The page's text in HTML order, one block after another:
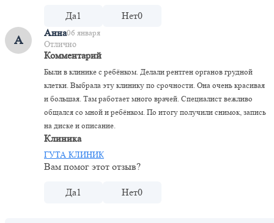
Да1 Нет0
А
Анна06 января
Отлично
Комментарий
Были в клинике с ребёнком. Делали рентген органов грудной
клетки. Выбрала эту клинику по срочности. Она очень красивая
и большая. Там работает много врачей. Специалист вежливо
общался со мной и ребёнком. По итогу получили снимок, запись
на диске и описание.
Клиника
ГУТА КЛИНИК
Вам помог этот отзыв?
Да1 Нет0